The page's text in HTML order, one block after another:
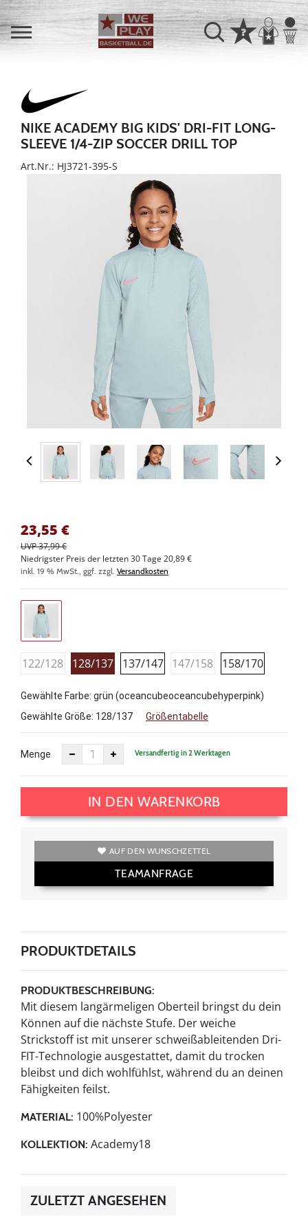
NIKE ACADEMY BIG KIDS' DRI-FIT LONG-
SLEEVE 1/4-ZIP SOCCER DRILL TOP
Art.Nr.: HJ3721-395-S
23,55 €
UVP 37,99 €
Niedrigster Preis der letzten 30 Tage 20,89 €
inkl. 19 % MwSt., ggf. zzgl. Versandkosten
122/128 128/137 137/147 147/158 158/170
Gewählte Farbe: grün (oceancubeoceancubehyperpink)
Gewählte Größe: 128/137 Größentabelle
Menge Versandfertig in 2 Werktagen
IN DEN WARENKORB
AUF DEN WUNSCHZETTEL
TEAMANFRAGE
PRODUKTDETAILS
PRODUKTBESCHREIBUNG:
Mit diesem langärmeligen Oberteil bringst du dein
Können auf die nächste Stufe. Der weiche
Strickstoff ist mit unserer schweißableitenden Dri-
FIT-Technologie ausgestattet, damit du trocken
bleibst und dich wohlfühlst, während du an deinen
Fähigkeiten feilst.
MATERIAL: 100%Polyester
KOLLEKTION: Academy18
ZULETZT ANGESEHEN